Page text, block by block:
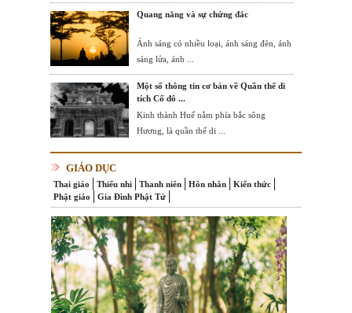
Quang năng và sự chứng đắc
Ánh sáng có nhiều loại, ánh sáng đèn, ánh
sáng lửa, ánh ...
Một số thông tin cơ bản về Quần thể di
tích Cố đô ...
Kinh thành Huế nằm phía bắc sông
Hương, là quần thể di ...
GIÁO DỤC
Thai giáo Thiếu nhi Thanh niên Hôn nhân
Kiến thức
Phật giáo
Gia Đình Phật Tử